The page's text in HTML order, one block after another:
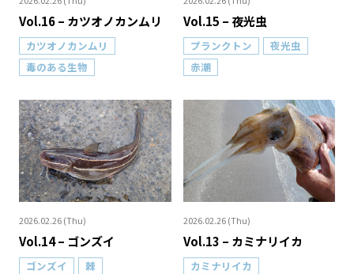
Vol.16 – カツオノカンムリ
カツオノカンムリ
毒のある生物
Vol.15 – 夜光虫
プランクトン
夜光虫
赤潮
2026.02.26 (Thu)
Vol.14 – ゴンズイ
ゴンズイ
棘
2026.02.26 (Thu)
Vol.13 – カミナリイカ
カミナリイカ